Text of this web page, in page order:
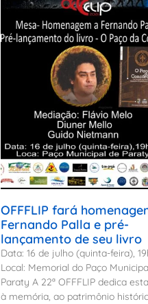
OFFFLIP fará
Fernando Palla e pré-
lançamento de seu livro
Data: 16 de julho (quinta-feira),
Local: Memorial do Paço
Paraty A 22ª OFFFLIP dedica
à memória, ao patrimônio